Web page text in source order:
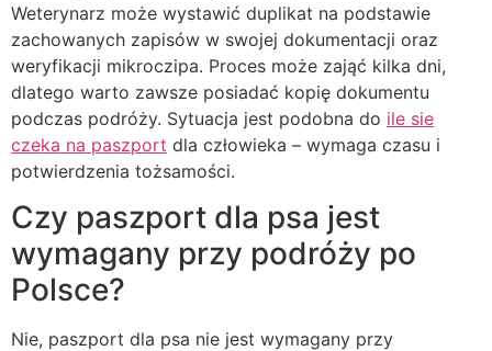
Weterynarz może wystawić duplikat na podstawie
zachowanych zapisów w swojej dokumentacji oraz
weryfikacji mikroczipa. Proces może zająć kilka dni,
dlatego warto zawsze posiadać kopię dokumentu
podczas podróży. Sytuacja jest podobna do ile sie
czeka na paszport dla człowieka – wymaga czasu i
potwierdzenia tożsamości.
Czy paszport dla psa jest
wymagany przy podróży po
Polsce?
Nie, paszport dla psa nie jest wymagany przy